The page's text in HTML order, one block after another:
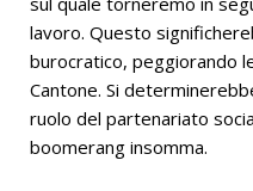
lavoro. Questo
burocratico, peggiorando
Cantone. Si
ruolo del partenariato
boomerang insomma.